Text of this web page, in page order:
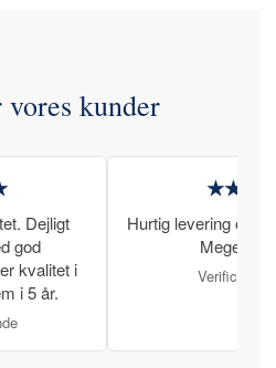
kunder
Dejligt
god
kvalitet i
i 5 år.
Hurtig levering og
Meget
Verificeret